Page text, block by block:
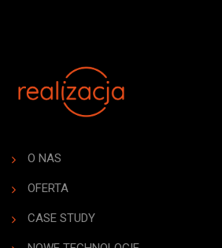
O NAS
OFERTA
CASE STUDY